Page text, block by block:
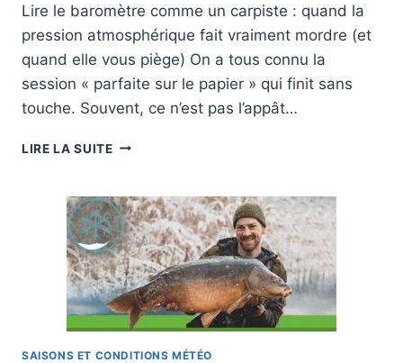
Lire le baromètre comme un carpiste : quand la
pression atmosphérique fait vraiment mordre (et
quand elle vous piège) On a tous connu la
session « parfaite sur le papier » qui finit sans
touche. Souvent, ce n’est pas l’appât…
LIRE LA SUITEPRESSION
PÊCHE
DE
LA
CARPE
SAISONS ET CONDITIONS MÉTÉO